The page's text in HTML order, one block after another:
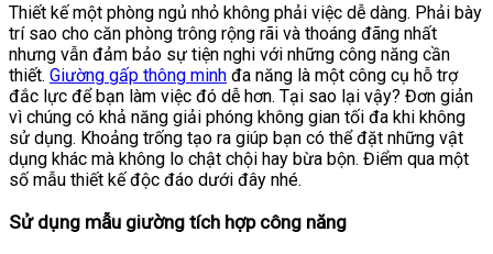
Thiết kế một phòng ngủ nhỏ không phải việc dễ dàng. Phải bày
trí sao cho căn phòng trông rộng rãi và thoáng đãng nhất
nhưng vẫn đảm bảo sự tiện nghi với những công năng cần
thiết. Giường gấp thông minh đa năng là một công cụ hỗ trợ
đắc lực để bạn làm việc đó dễ hơn. Tại sao lại vậy? Đơn giản
vì chúng có khả năng giải phóng không gian tối đa khi không
sử dụng. Khoảng trống tạo ra giúp bạn có thể đặt những vật
dụng khác mà không lo chật chội hay bừa bộn. Điểm qua một
số mẫu thiết kế độc đáo dưới đây nhé.
Sử dụng mẫu giường tích hợp công năng